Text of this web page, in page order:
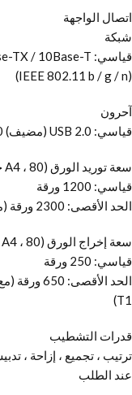
اتصال الواجهة
شبكة
(IEEE 802.11 b / g / n)
آحرون
قياسي: USB 2.0 (مضيف) x2 ، USB 2.0 (جهاز) x1
سعة توريد الورق (A4 ، 80 جم / م 2)
قياسي: 1200 ورقة
الحد الأقصى: 2300 ورقة (مع وحدة تغذية العلبة الاختيارية AW1)
سعة إخراج الورق (A4 ، 80 جم / م 2)
قياسي: 250 ورقة
T1)
قدرات التشطيب
ترتيب ، تجميع ، إزاحة ،
عند الطلب